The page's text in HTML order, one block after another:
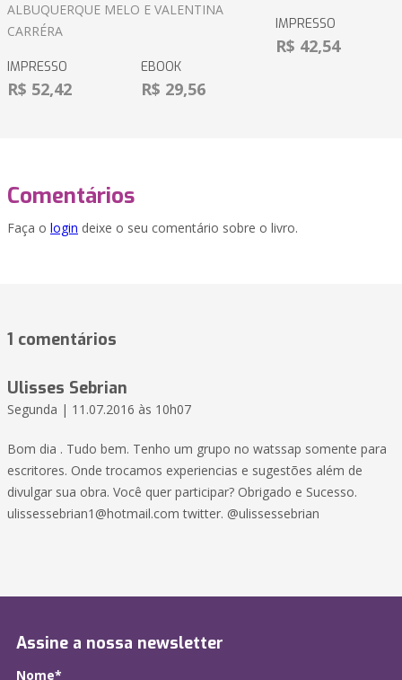
ALBUQUERQUE MELO E VALENTINA
CARRÉRA
IMPRESSO
R$ 52,42
EBOOK
R$ 29,56
IMPRESSO
R$ 42,54
Comentários
Faça o login deixe o seu comentário sobre o livro.
1 comentários
Ulisses Sebrian
Segunda | 11.07.2016 às 10h07
Bom dia . Tudo bem. Tenho um grupo no watssap somente para
escritores. Onde trocamos experiencias e sugestões além de
divulgar sua obra. Você quer participar? Obrigado e Sucesso.
ulissessebrian1@hotmail.com twitter. @ulissessebrian
Assine a nossa newsletter
Nome*